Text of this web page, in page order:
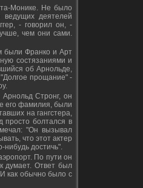
Монике. Не было
деятелей
- говорил он, -
чем они сами.
были Франко и Арт
состязаниями и
об Арнольде,
прощание" -
Стронг, он
его фамилия, были
на гангстера,
просто болтался в
"Он вызывал
что этот актер
нибудь достичь".
По пути он
думает. Ответ был
как обычно было с